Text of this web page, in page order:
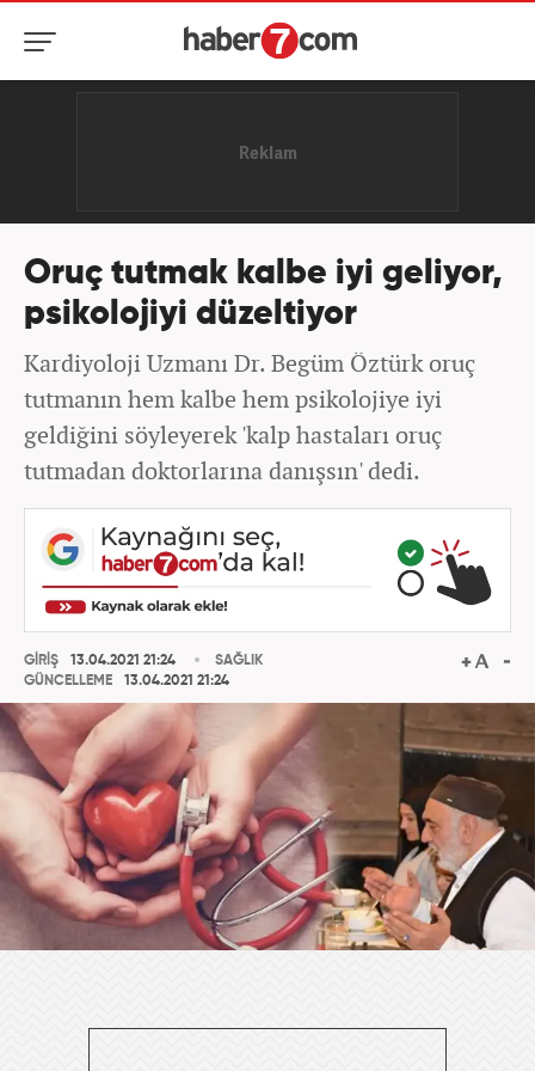
Oruç tutmak kalbe iyi geliyor,
psikolojiyi düzeltiyor
Kardiyoloji Uzmanı Dr. Begüm Öztürk oruç
tutmanın hem kalbe hem psikolojiye iyi
geldiğini söyleyerek 'kalp hastaları oruç
tutmadan doktorlarına danışsın' dedi.
GİRİŞ
13.04.2021 21:24
GÜNCELLEME
13.04.2021 21:24
SAĞLIK